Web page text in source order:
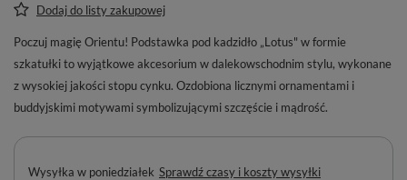
Dodaj do listy zakupowej
Poczuj magię Orientu! Podstawka pod kadzidło „Lotus" w formie
szkatułki to wyjątkowe akcesorium w dalekowschodnim stylu, wykonane
z wysokiej jakości stopu cynku. Ozdobiona licznymi ornamentami i
buddyjskimi motywami symbolizującymi szczęście i mądrość.
Wysyłka w poniedziałek Sprawdź czasy i koszty wysyłki